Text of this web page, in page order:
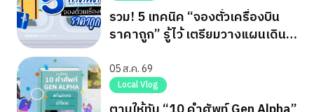
รวม! 5 เทคนิค “จองตั๋วเครื่องบิน
ราคาถูก” รู้ไว้ เตรียมวางแผนเดิน
05 ส.ค. 69
Local Vlog